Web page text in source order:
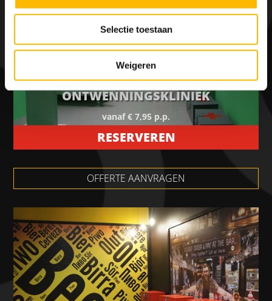
Selectie toestaan
Weigeren
ONTWENNINGSKLINIEK
vanaf € 7,95 p.p.
RESERVEREN
OFFERTE AANVRAGEN